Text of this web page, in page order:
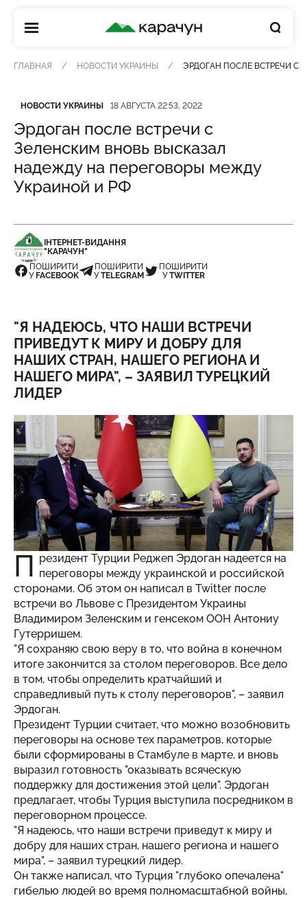
КАРАЧУН
ГЛАВНАЯ НОВОСТИ УКРАИНЫ ЭРДОГАН ПОСЛЕ ВСТРЕЧИ С
Категория
НОВОСТИ УКРАИНЫ
Дата публикации 18 АВГУСТА 22:53, 2022
Эрдоган после встречи с
Зеленским вновь высказал
надежду на переговоры между
Украиной и РФ
ІНТЕРНЕТ-ВИДАННЯ
"КАРАЧУН"
ПОШИРИТИ
У FACEBOOK
ПОШИРИТИ
УTELEGRAM
ПОШИРИТИ
УTWITTER
"Я НАДЕЮСЬ, ЧТО НАШИ ВСТРЕЧИ
ПРИВЕДУТ К МИРУ И ДОБРУ ДЛЯ
НАШИХ СТРАН, НАШЕГО РЕГИОНА И
НАШЕГО МИРА", – ЗАЯВИЛ ТУРЕЦКИЙ
ЛИДЕР
П резидент Турции Реджеп Эрдоган надеется на
переговоры между украинской и российской
сторонами. Об этом он написал в Twitter после
встречи во Львове с Президентом Украины
Владимиром Зеленским и генсеком ООН Антониу
Гутерришем.
"Я сохраняю свою веру в то, что война в конечном
итоге закончится за столом переговоров. Все дело
в том, чтобы определить кратчайший и
справедливый путь к столу переговоров", – заявил
Эрдоган.
Президент Турции считает, что можно возобновить
переговоры на основе тех параметров, которые
были сформированы в Стамбуле в марте, и вновь
выразил готовность "оказывать всяческую
поддержку для достижения этой цели". Эрдоган
предлагает, чтобы Турция выступила посредником в
переговорном процессе.
"Я надеюсь, что наши встречи приведут к миру и
добру для наших стран, нашего региона и нашего
мира", – заявил турецкий лидер.
Он также написал, что Турция "глубоко опечалена"
гибелью людей во время полномасштабной войны,